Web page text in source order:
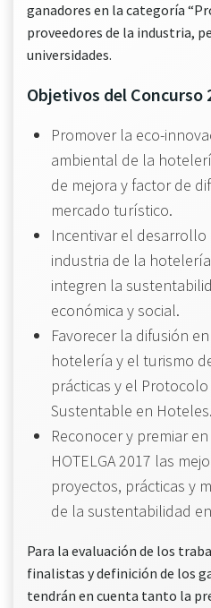
ganadores en la categoría
proveedores de la industria,
universidades.
Objetivos del Concurso
Promover la eco-
ambiental de la
de mejora y factor de
mercado turístico.
Incentivar el
industria de la
integren la
económica y social.
Favorecer la difusión
hotelería y el turismo
prácticas y el
Sustentable en Hoteles.
Reconocer y premiar
HOTELGA 2017 las
proyectos, prácticas y
de la sustentabilidad
Para la evaluación de los
finalistas y definición de los
tendrán en cuenta tanto la